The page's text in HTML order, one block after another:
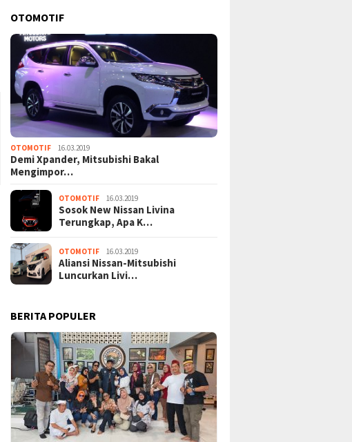
OTOMOTIF
OTOMOTIF 16.03.2019
Demi Xpander, Mitsubishi Bakal
Mengimpor…
OTOMOTIF 16.03.2019
Sosok New Nissan Livina
Terungkap, Apa K…
OTOMOTIF 16.03.2019
Aliansi Nissan-Mitsubishi
Luncurkan Livi…
BERITA POPULER